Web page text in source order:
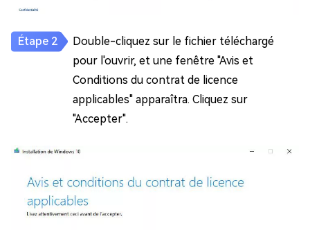
Double-cliquez sur le fichier téléchargé
pour l'ouvrir, et une fenêtre "Avis et
Conditions du contrat de licence
applicables" apparaîtra. Cliquez sur
"Accepter".